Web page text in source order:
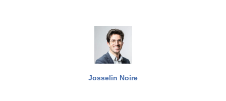
Josselin Noire